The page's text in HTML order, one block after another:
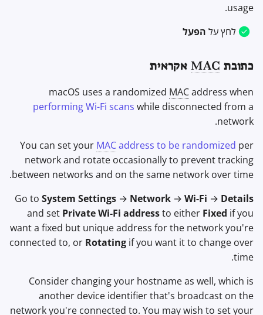
usage.
לחץ על הפעל
כתובת MAC אקראית
macOS uses a randomized MACaddress when
performing Wi-Fi scans while disconnected from a
network.
You can set your MACaddress to be randomized per
network and rotate occasionally to prevent tracking
between networks and on the same network over time.
Go to System Settings → Network → Wi-Fi → Details
and set Private Wi-Fi addressto either Fixed if you
want a fixed but unique address for the network you're
connected to, or Rotating if you want it to change over
time.
Consider changing your hostname as well, which is
another device identifier that's broadcast on the
network you're connected to. You may wish to set your